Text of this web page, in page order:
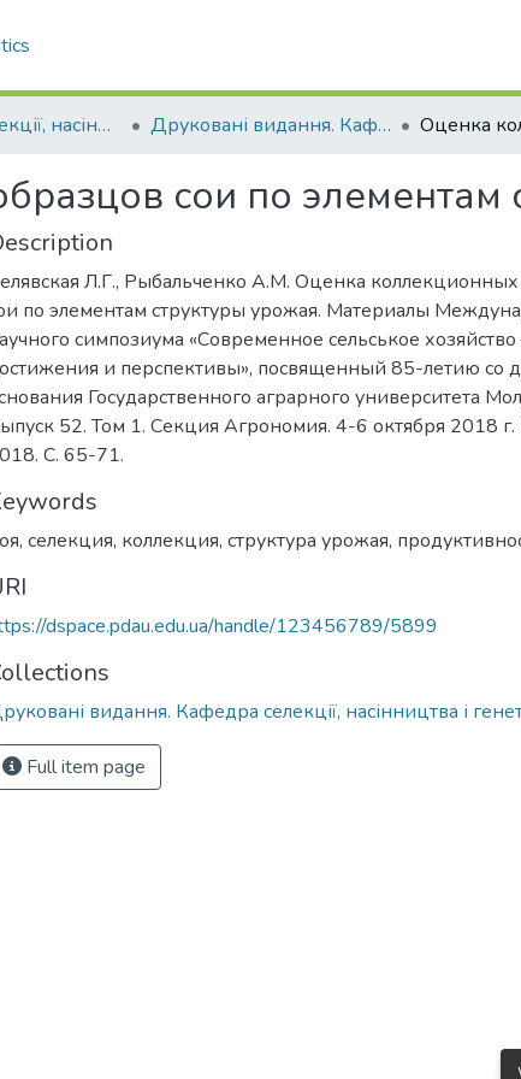
Кафедра селекції, насінництва і генетики Друковані видання. Кафедра селекції, насінництва і генетики
сои по элементам
Л.Г., Рыбальченко А.М. Оценка
по элементам структуры урожая. Материалы
симпозиума «Современное сельськое хозяйство
и перспективы», посвященный 85-летию со
Государственного аграрного университета
52. Том 1. Секция Агрономия. 4-6 октября 2018
С. 65-71.
селекция, коллекция, структура урожая,
dspace.pdau.edu.ua/handle/123456789/5899
видання. Кафедра селекції, насінництва і
Full item page